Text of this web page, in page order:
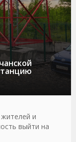
и
выйти на